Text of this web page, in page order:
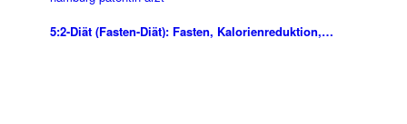
5:2-Diät (Fasten-Diät): Fasten, Kalorienreduktion,…